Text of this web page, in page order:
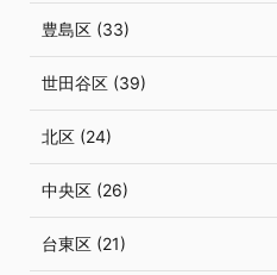
豊島区 (33)
世田谷区 (39)
北区 (24)
中央区 (26)
台東区 (21)